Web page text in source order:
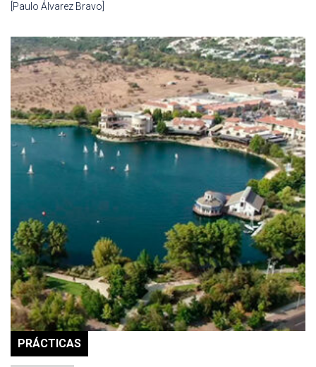
[Paulo Álvarez Bravo]
PRÁCTICAS